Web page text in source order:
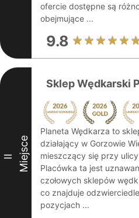
ofercie dostępne są
obejmujące ...
9.8
II Miejsce
Sklep Wędkarski
Planeta Wędkarza to
działający w Gorzowie
mieszczący się przy
Placówka ta jest
czołowych sklepów
co znajduje
pozycjach ...